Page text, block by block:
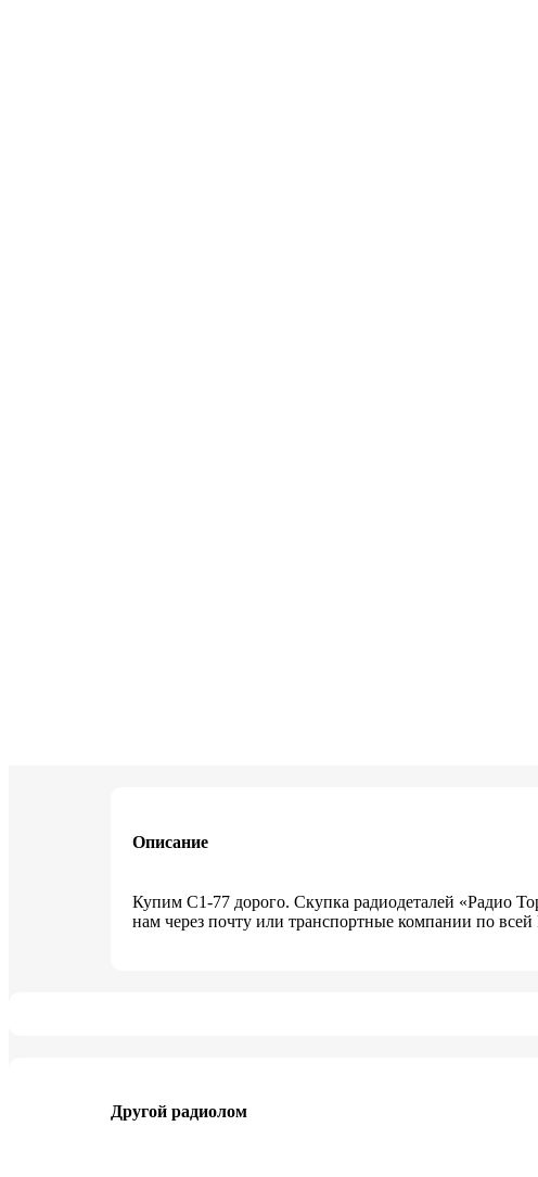
Описание
Купим C1-77 дорого. Скупка радиодеталей «Радио
нам через почту или транспортные компании по всей
Другой радиолом